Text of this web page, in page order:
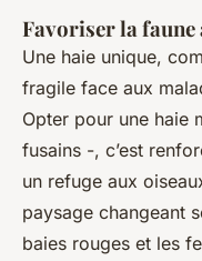
Favoriser la faune
Une haie unique,
fragile face aux
Opter pour une haie
fusains -, c’est
un refuge aux
paysage changeant
baies rouges et les